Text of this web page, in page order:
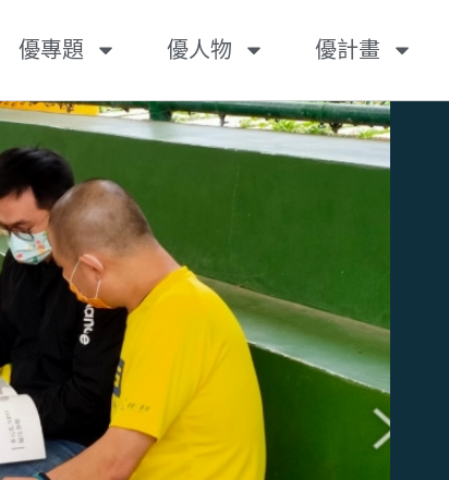
優專題 優人物 優計畫